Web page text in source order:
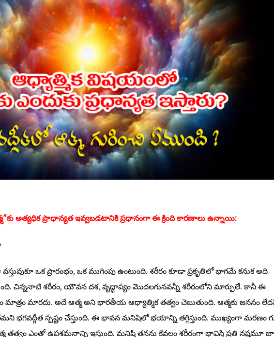
అత్యధిక ప్రాధాన్యత ఇవ్వబడటానికి ప్రధానంగా ఈ క్రింది కారణాలు ఉన్నాయి:
ఒక ప్రారంభం, ఒక ముగింపు ఉంటుంది. శరీరం కూడా ప్రకృతిలో భాగమే కనుక అది
చిన్ననాటి శరీరం, యౌవన దశ, వృద్ధాప్యం మొదలగునవన్నీ శరీరంలోని మార్పులే. కానీ ఈ
మాత్రం మారదు. అదే ఆత్మ అని భారతీయ ఆధ్యాత్మిక తత్వం చెబుతుంది. ఆత్మకు జననం
స్పష్టం చేస్తుంది. ఈ భావన మనిషిలో భయాన్ని తగ్గిస్తుంది. ముఖ్యంగా మరణం
తత్వం ఎంతో ఉపశమనాన్ని ఇస్తుంది. మనిషి తనను కేవలం శరీరంగా భావిస్తే ప్రతి నష్టమూ